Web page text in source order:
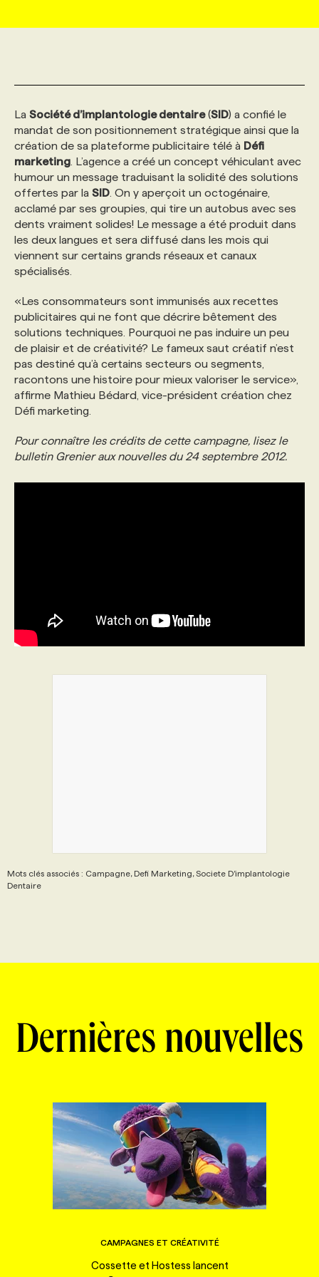
AFFAIRES DE L'INDUSTRIE
INITIATIVES NUMÉRIQUES
PRIX ET DISTINCTIONS
TENDANCES
WEB & MÉDIAS SOCIAUX
MARKETING DURABLE
ÉVÉNEMENTIEL
NOS AUTEUR‧RICES
INFOLETTRE PUBLICITÉ
ANNONCEZ AVEC NOUS
CONSULTER LA CVTHÈQUE
PROFIL ENTREPRISE
FAQ
ANNONCEZ AVEC NOUS
VOIR LES OFFRES
PROFIL CANDIDAT
FAQ
ANNONCEZ AVEC NOUS
NOS FORMATIONS EN LIGNE
NOS PARCOURS DE FORMATIONS
FORMATIONS PERSONNALISÉES
NOS FORMATEUR‧RICES
POURQUOI CHOISIR NOS FORMATIONS
NOS TARIFS
PROGRAMMES DE SUBVENTIONS
FAQ
ANNONCEZ AVEC NOUS
CHASSE DE TÊTE
SERVICE DE CHASSE DE TÊTE
NOS TARIFS
NOS EXPERTISES
FAQ
ANNONCEZ AVEC NOUS
La Société d’implantologie dentaire(SID) a confié le
mandat de son positionnement stratégique ainsi que la
création de sa plateforme publicitaire télé à Défi
marketing . L’agence a créé un concept véhiculant avec
humour un message traduisant la solidité des solutions
offertes par la SID . On y aperçoit un octogénaire,
acclamé par ses groupies, qui tire un autobus avec ses
dents vraiment solides! Le message a été produit dans
les deux langues et sera diffusé dans les mois qui
viennent sur certains grands réseaux et canaux
spécialisés.
«Les consommateurs sont immunisés aux recettes
publicitaires qui ne font que décrire bêtement des
solutions techniques. Pourquoi ne pas induire un peu
de plaisir et de créativité? Le fameux saut créatif n’est
pas destiné qu’à certains secteurs ou segments,
racontons une histoire pour mieux valoriser le service»,
affirme Mathieu Bédard, vice-président création chez
Défi marketing.
Pour connaître les crédits de cette campagne, lisez le
bulletin Grenier aux nouvelles du 24 septembre 2012.
Mots clés associés : Campagne, Defi Marketing, Societe D’implantologie
Dentaire
Dernières nouvelles
CAMPAGNES ET CRÉATIVITÉ
Cossette et Hostess lancent